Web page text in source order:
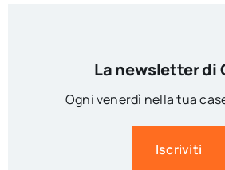
La newsletter di
Ogni venerdì nella tua
Iscriviti